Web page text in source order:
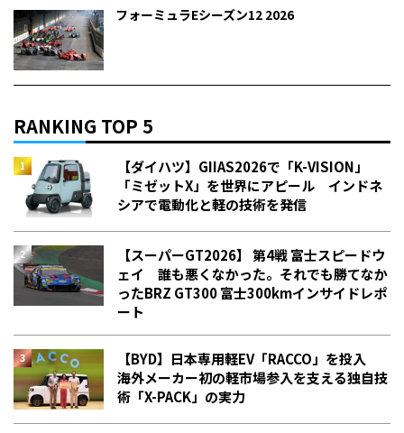
フォーミュラEシーズン12 2026
RANKING TOP 5
【ダイハツ】GIIAS2026で「K-VISION」
「ミゼットX」を世界にアピール インドネ
シアで電動化と軽の技術を発信
【スーパーGT2026】 第4戦 富士スピードウ
ェイ 誰も悪くなかった。それでも勝てなか
った――BRZ GT300 富士300kmインサイドレポ
ート
【BYD】日本専用軽EV「RACCO」を投入
海外メーカー初の軽市場参入を支える独自技
術「X-PACK」の実力